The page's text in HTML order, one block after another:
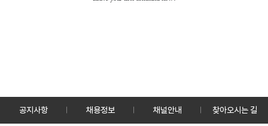
공지사항 채용정보 채널안내 찾아오시는 길